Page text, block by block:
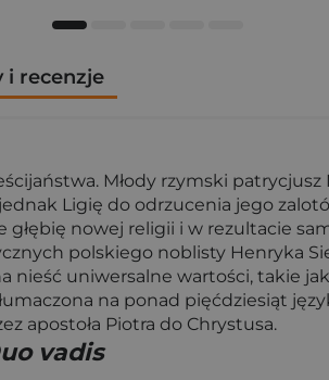
i recenzje
Młody rzymski
Ligię do odrzucenia jego
nowej religii i w rezultacie
polskiego noblisty Henryka
nieść uniwersalne wartości, takie
na ponad pięćdziesiąt
apostoła Piotra do Chrystusa.
vadis